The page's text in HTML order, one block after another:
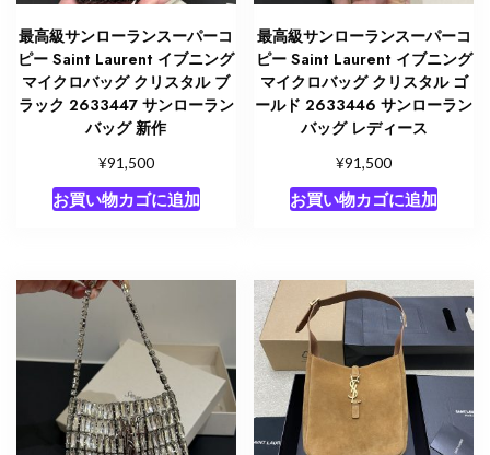
最高級サンローランスーパーコ
ピー Saint Laurent イブニング
マイクロバッグ クリスタル ブ
ラック 2633447 サンローラン
バッグ 新作
¥91,500
お買い物カゴに追加
最高級サンローランスーパーコ
ピー Saint Laurent イブニング
マイクロバッグ クリスタル ゴ
ールド 2633446 サンローラン
バッグ レディース
¥91,500
お買い物カゴに追加